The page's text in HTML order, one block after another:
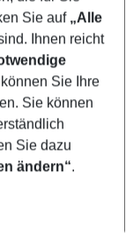
Sie auf „Alle
Ihnen reicht
können Sie Ihre
Sie können
Sie dazu
ändern“.